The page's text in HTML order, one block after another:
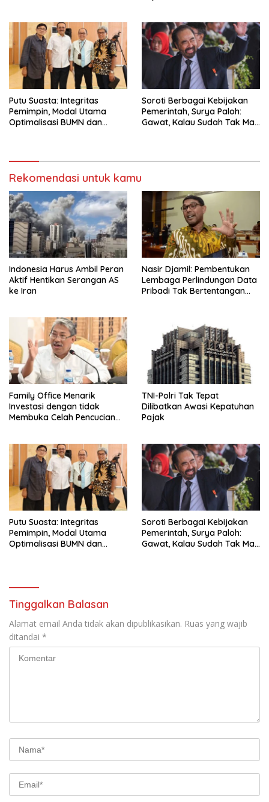
Putu Suasta: Integritas
Pemimpin, Modal Utama
Optimalisasi BUMN dan
Soroti Berbagai Kebijakan
Pemerintah, Surya Paloh:
Gawat, Kalau Sudah Tak Mau
Rekomendasi untuk kamu
Indonesia Harus Ambil Peran
Aktif Hentikan Serangan AS
ke Iran
Nasir Djamil: Pembentukan
Lembaga Perlindungan Data
Pribadi Tak Bertentangan
Family Office Menarik
Investasi dengan tidak
Membuka Celah Pencucian
TNI-Polri Tak Tepat
Dilibatkan Awasi Kepatuhan
Pajak
Putu Suasta: Integritas
Pemimpin, Modal Utama
Optimalisasi BUMN dan
Soroti Berbagai Kebijakan
Pemerintah, Surya Paloh:
Gawat, Kalau Sudah Tak Mau
Tinggalkan Balasan
Alamat email Anda tidak akan dipublikasikan. Ruas yang wajib
ditandai *